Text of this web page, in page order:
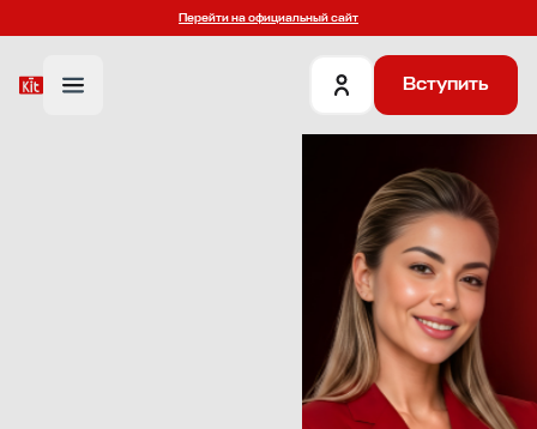
Перейти на официальный сайт
Вступить
6%
кешбэка